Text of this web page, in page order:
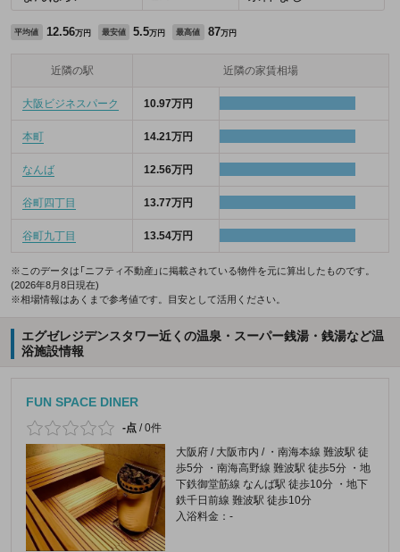
平均値 12.56万円 最安値 5.5万円 最高値 87万円
近隣の駅 近隣の家賃相場
大阪ビジネスパーク 10.97万円
本町 14.21万円
なんば 12.56万円
谷町四丁目 13.77万円
谷町九丁目 13.54万円
※このデータは「ニフティ不動産」に掲載されている物件を元に算出したものです。
(2026年8月8日現在)
※相場情報はあくまで参考値です。目安として活用ください。
エグゼレジデンスタワー近くの温泉・スーパー銭湯・銭湯など温
浴施設情報
FUN SPACE DINER
-点 /0件
大阪府 / 大阪市内 / ・南海本線 難波駅 徒
歩5分 ・南海高野線 難波駅 徒歩5分 ・地
下鉄御堂筋線 なんば駅 徒歩10分 ・地下
鉄千日前線 難波駅 徒歩10分
入浴料金：-